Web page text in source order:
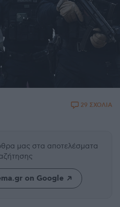
29 ΣΧΟΛΙΑ
μας στα αποτελέσματα
on Google